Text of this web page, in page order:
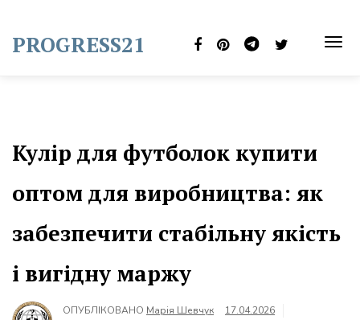
content
PROGRESS21
Кулір для футболок купити
оптом для виробництва: як
забезпечити стабільну якість
і вигідну маржу
ОПУБЛІКОВАНО Марія Шевчук
17.04.2026